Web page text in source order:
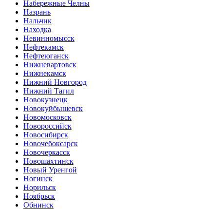
Набережные Челны
Назрань
Нальчик
Находка
Невинномысск
Нефтекамск
Нефтеюганск
Нижневартовск
Нижнекамск
Нижний Новгород
Нижний Тагил
Новокузнецк
Новокуйбышевск
Новомосковск
Новороссийск
Новосибирск
Новочебоксарск
Новочеркасск
Новошахтинск
Новый Уренгой
Ногинск
Норильск
Ноябрьск
Обнинск